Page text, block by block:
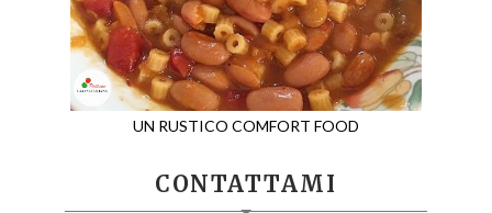
UN RUSTICO COMFORT FOOD
CONTATTAMI